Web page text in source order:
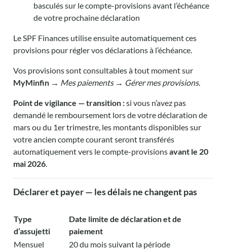
basculés sur le compte-provisions avant l’échéance
de votre prochaine déclaration
Le SPF Finances utilise ensuite automatiquement ces
provisions pour régler vos déclarations à l’échéance.
Vos provisions sont consultables à tout moment sur
MyMinfin → Mes paiements→ Gérer mes provisions.
Point de vigilance — transition :si vous n’avez pas
demandé le remboursement lors de votre déclaration de
mars ou du 1er trimestre, les montants disponibles sur
votre ancien compte courant seront transférés
automatiquement vers le compte-provisionsavant le 20
mai 2026.
Déclarer et payer — les délais ne changent pas
Type
d’assujetti
Date limite de déclaration et de
paiement
Mensuel
20 du mois suivant la période